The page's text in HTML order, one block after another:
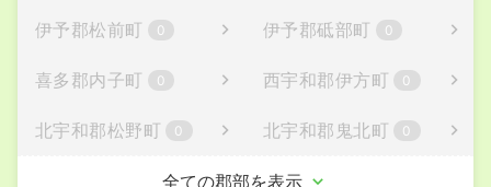
伊予郡松前町 0 伊予郡砥部町 0
喜多郡内子町 0 西宇和郡伊方町 0
北宇和郡松野町 0 北宇和郡鬼北町 0
0
全ての郡部を表示